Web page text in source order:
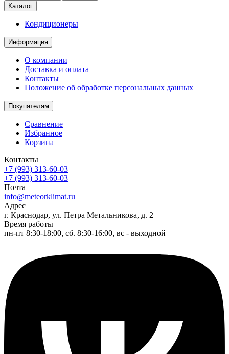
Каталог
Кондиционеры
Информация
О компании
Доставка и оплата
Контакты
Положение об обработке персональных данных
Покупателям
Сравнение
Избранное
Корзина
Контакты
+7 (993) 313-60-03
+7 (993) 313-60-03
Почта
info@meteorklimat.ru
Адрес
г. Краснодар, ул. Петра Метальникова, д. 2
Время работы
пн-пт 8:30-18:00, сб. 8:30-16:00, вс - выходной